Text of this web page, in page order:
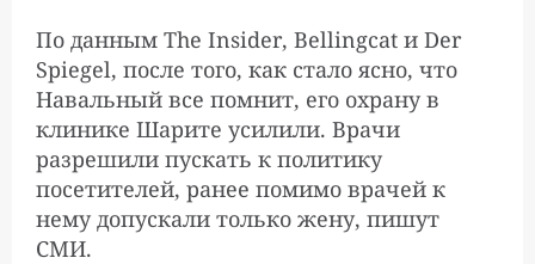
7:00:00
Суд в Москве отклонил
жалобу ФБК на
бездействие СК в связи с
отравлением Навального
По данным The Insider, Bellingcat и Der
Spiegel, после того, как стало ясно, что
Навальный все помнит, его охрану в
клинике Шарите усилили. Врачи
разрешили пускать к политику
посетителей, ранее помимо врачей к
нему допускали только жену, пишут
СМИ.